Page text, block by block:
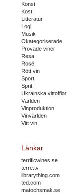
Konst
Kost
Litteratur
Logi
Musik
Okategoriserade
Provade viner
Resa
Rosé
Rött vin
Sport
Sprit
Ukrainska vittofflor
Världen
Vinproduktion
Vinvärlden
Vitt vin
Länkar
terrificwines.se
terre.tv
librarything.com
ted.com
matochsmak.se